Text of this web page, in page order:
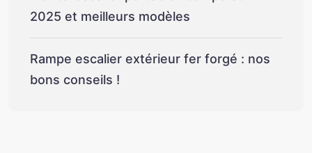
2025 et meilleurs modèles
Rampe escalier extérieur fer forgé : nos
bons conseils !